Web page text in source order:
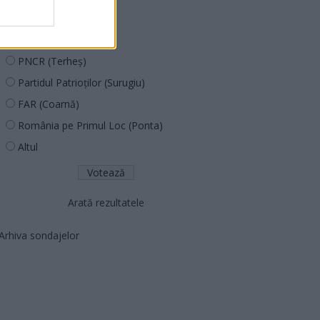
PNCR (Terheș)
Partidul Patrioților (Surugiu)
FAR (Coarnă)
România pe Primul Loc (Ponta)
Altul
Arată rezultatele
sondajelor